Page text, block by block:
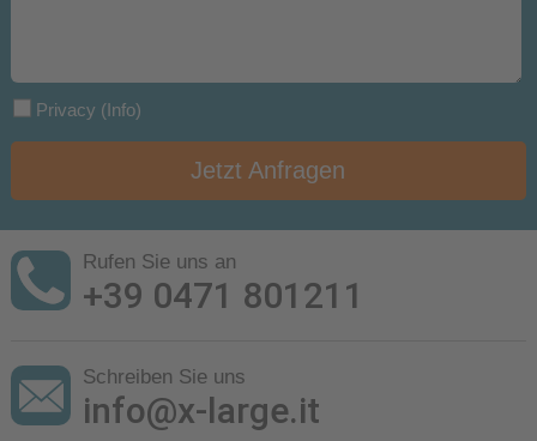
Privacy (Info)
Jetzt Anfragen
Rufen Sie uns an
+39 0471 801211
Schreiben Sie uns
info@x-large.it